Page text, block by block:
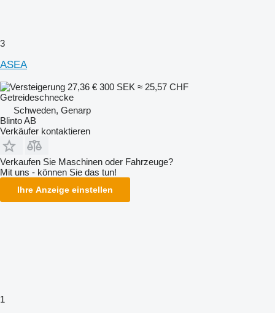
3
ASEA
27,36 € 300 SEK ≈ 25,57 CHF
Getreideschnecke
Schweden, Genarp
Blinto AB
Verkäufer kontaktieren
Verkaufen Sie Maschinen oder Fahrzeuge?
Mit uns - können Sie das tun!
Ihre Anzeige einstellen
1